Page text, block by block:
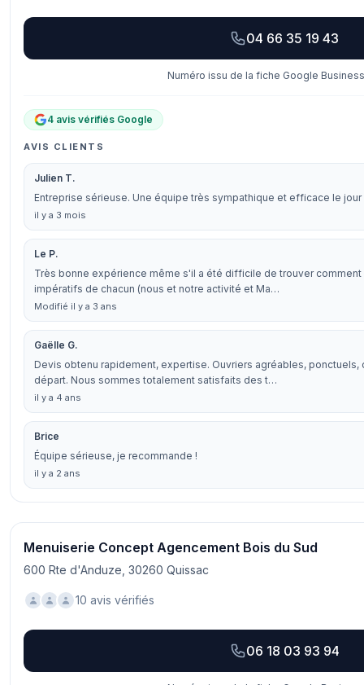
04 66 35 19 43
Numéro issu de la fiche Google
4 avis vérifiés Google
AVIS CLIENTS
Julien T.
Entreprise sérieuse. Une équipe très sympathique et efficace le jour
il y a 3 mois
Le P.
Très bonne expérience même s'il a été difficile de trouver
impératifs de chacun (nous et notre activité et Ma…
Modifié il y a 3 ans
Gaëlle G.
Devis obtenu rapidement, expertise. Ouvriers agréables,
départ. Nous sommes totalement satisfaits des t…
il y a 4 ans
Brice
Équipe sérieuse, je recommande !
il y a 2 ans
Menuiserie Concept Agencement Bois du Sud
600 Rte d'Anduze, 30260 Quissac
10 avis vérifiés
06 18 03 93 94